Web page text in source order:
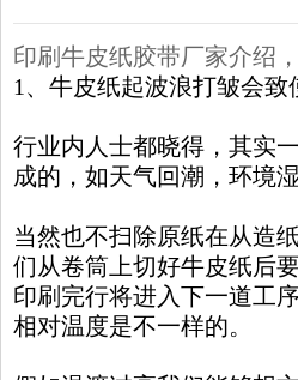
印刷牛皮纸胶带厂家介绍，
1、牛皮纸起波浪打皱会致
行业内人士都晓得，其实
成的，如天气回潮，环境
当然也不扫除原纸在从造
们从卷筒上切好牛皮纸后
印刷完行将进入下一道工
相对温度是不一样的。